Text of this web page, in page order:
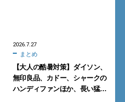
2026.7.27
まとめ
【大人の酷暑対策】ダイソン、
無印良品、カドー、シャークの
ハンディファンほか、長い猛暑